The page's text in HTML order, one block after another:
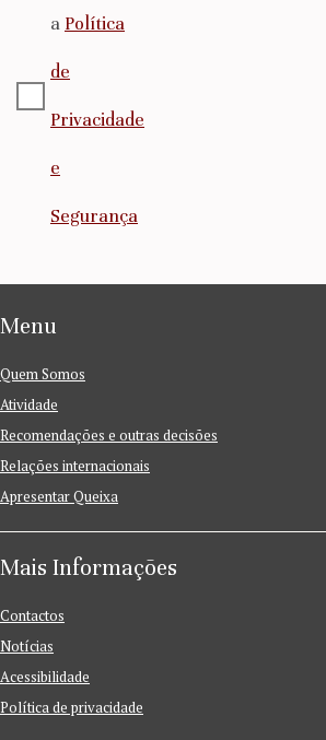
a Política
de
Privacidade
e
Segurança
Menu
Quem Somos
Atividade
Recomendações e outras decisões
Relações internacionais
Apresentar Queixa
Mais Informações
Contactos
Notícias
Acessibilidade
Política de privacidade